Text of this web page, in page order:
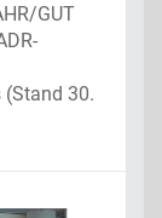
GUT
(Stand 30.